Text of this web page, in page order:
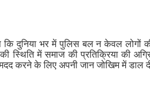
कि दुनिया भर में पुलिस बल न केवल लोगों
स्थिति में समाज की प्रतिक्रिया की
करने के लिए अपनी जान जोखिम में डाल